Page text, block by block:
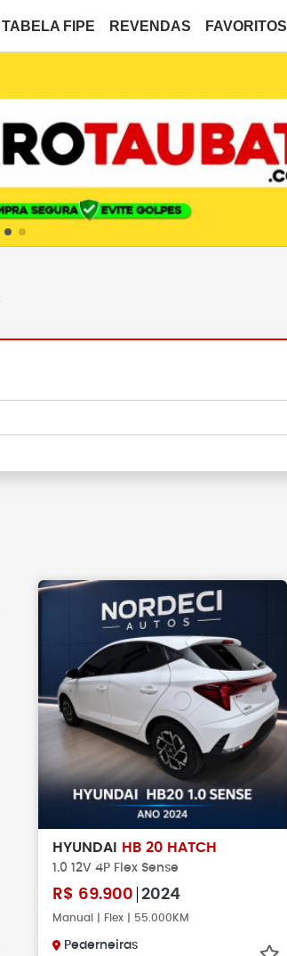
TABELA FIPE REVENDAS FAVORITOS
HYUNDAI HB 20 HATCH
1.0 12V 4P Flex Sense
R$ 69.900 2024
Manual | Flex | 55.000KM
Pederneiras